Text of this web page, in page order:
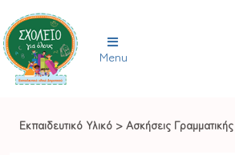
Menu
Εκπαιδευτικό Υλικό > Ασκήσεις Γραμματικής